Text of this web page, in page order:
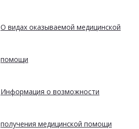
О видах оказываемой медицинской
помощи
Информация о возможности
получения медицинской помощи